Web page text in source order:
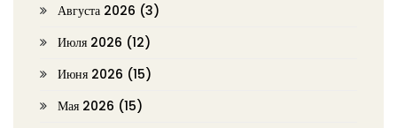
Августа 2026 (3)
Июля 2026 (12)
Июня 2026 (15)
Мая 2026 (15)